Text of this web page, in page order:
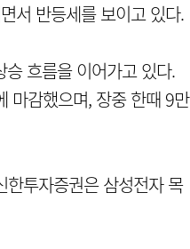
서 반등세를 보이고 있다.
흐름을 이어가고 있다.
마감했으며, 장중 한때 9만
투자증권은 삼성전자 목